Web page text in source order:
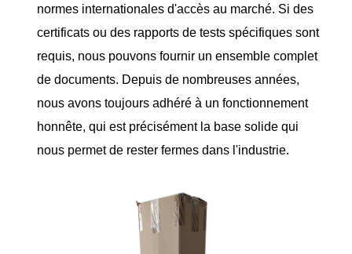
normes internationales d'accès au marché. Si des
certificats ou des rapports de tests spécifiques sont
requis, nous pouvons fournir un ensemble complet
de documents. Depuis de nombreuses années,
nous avons toujours adhéré à un fonctionnement
honnête, qui est précisément la base solide qui
nous permet de rester fermes dans l'industrie.